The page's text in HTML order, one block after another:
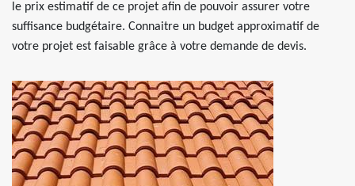
le prix estimatif de ce projet afin de pouvoir assurer votre
suffisance budgétaire. Connaitre un budget approximatif de
votre projet est faisable grâce à votre demande de devis.